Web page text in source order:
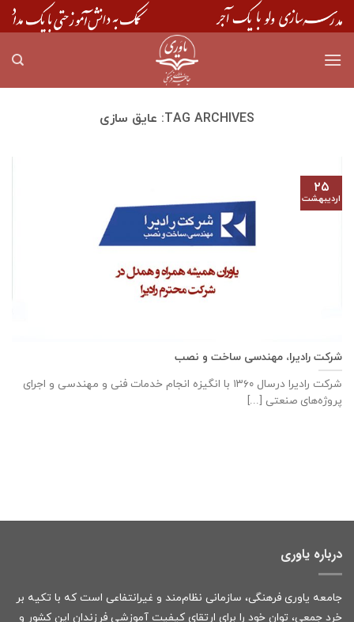
Skip
to
TAG ARCHIVES: عایق سازی
شرکت رادیرا، مهندسی ساخت و نصب
شرکت رادیرا درسال ۱۳۶۰ با انگیزه انجام خدمات فنی و مهندسی و اجرای
پروژه‌های صنعتی [...]
۲۵
اردیبهشت
درباره یاوری
جامعه یاوری فرهنگی، سازمانی نظام‌مند و غیرانتفاعی است که با تکیه بر
خرد جمعی، توان خود را برای ارتقای کیفیت آموزشی فرزندان این کشور و